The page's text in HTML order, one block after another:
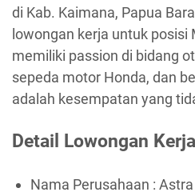
di Kab. Kaimana, Papua
lowongan kerja untuk posisi
memiliki passion di bidang
sepeda motor Honda, dan
adalah kesempatan yang
Detail Lowongan Kerja
Nama Perusahaan :